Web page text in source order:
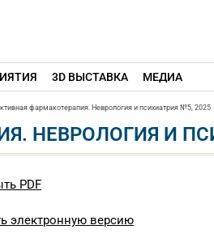
3D ВЫСТАВКА МЕДИА
фармакотерапия. Неврология и психиатрия №5, 2025
НЕВРОЛОГИЯ И
PDF
электронную версию